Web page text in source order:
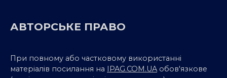
АВТОРСЬКЕ ПРАВО
При повному або частковому використанні
матеріалів посилання на IPAG.COM.UA обов'язкове